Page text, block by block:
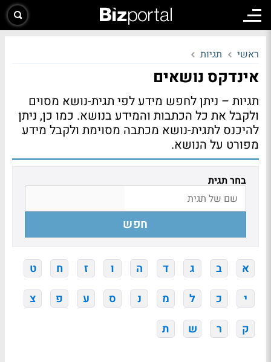
ראשי תגיות
אינדקס נושאים
תגיות – ניתן לחפש מידע לפי תגית-נושא מסוים
ולקבל את כל הכתבות והמידע בנושא. כמו כן, ניתן
להיכנס לתגית-נושא מכתבה מסוימת ולקבל מידע
מפורט על הנושא.
בחר תגית
חפש
א ב ג ד ה ו ז ח
ט
י
כ ל מ נ ס ע פ
צ
ק
ר ש ת